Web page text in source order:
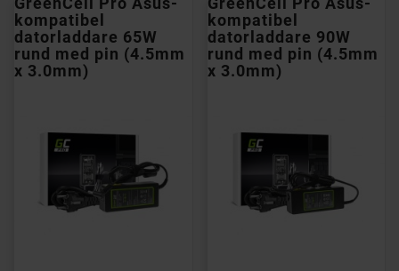
kompatibel
datorladdare 65W
rund med pin (4.5mm
x 3.0mm)
kompatibel
datorladdare 90W
rund med pin (4.5mm
x 3.0mm)